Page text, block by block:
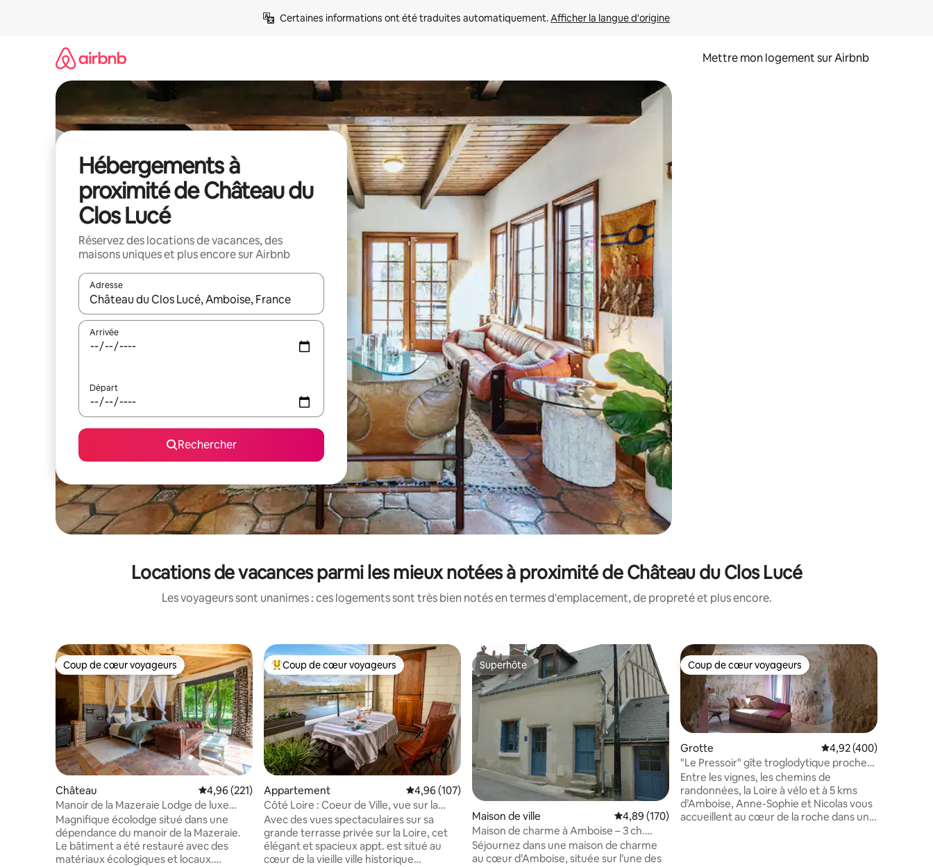
Certaines informations ont été traduites automatiquement. Afficher la langue d'origine
Mettre mon logement sur Airbnb
Hébergements à
proximité de Château du
Clos Lucé
Réservez des locations de vacances, des
maisons uniques et plus encore sur Airbnb
Adresse
Lorsque les résultats s'affichent, utilisez les flèches vers le haut et vers le bas pour les parcourir ou en appuyant et en faisant glisser.
Arrivée
Départ
Rechercher
Locations de vacances parmi les mieux notées à proximité de Château du Clos Lucé
Les voyageurs sont unanimes : ces logements sont très bien notés en termes d'emplacement, de propreté et plus encore.
Coup de cœur voyageurs
Coup de cœur voyageurs
Château Évaluation moyenne sur la base de 221 commentaires : 4,96 sur 5
4,96 (221)
Manoir de la Mazeraie Lodge de luxe
Loire Valley
Magnifique écolodge situé dans une
dépendance du manoir de la Mazeraie.
Le bâtiment a été restauré avec des
matériaux écologiques et locaux.
Coups de cœur voyageurs les plus appréciés
Coup de cœur voyageurs
Appartement Évaluation moyenne sur la base de 107 commentaires : 4,96 sur 5
4,96 (107)
Côté Loire : Coeur de Ville, vue sur la
Loire
Avec des vues spectaculaires sur sa
grande terrasse privée sur la Loire, cet
élégant et spacieux appt. est situé au
cœur de la vieille ville historique
Superhôte
Superhôte
Maison de ville Évaluation moyenne sur la base de 170 commentaires : 4,89 sur 5
4,89 (170)
Maison de charme à Amboise – 3 ch.
climatisées
Séjournez dans une maison de charme
au cœur d’Amboise, située sur l’une des
Coup de cœur voyageurs
Coup de cœur voyageurs
Grotte Évaluation moyenne
4,92 (400)
"Le Pressoir" gîte troglodytique proche
Amboise
Entre les vignes, les chemins de
randonnées, la Loire à vélo et à 5 kms
d’Amboise, Anne-Sophie et Nicolas vous
accueillent au cœur de la roche dans un